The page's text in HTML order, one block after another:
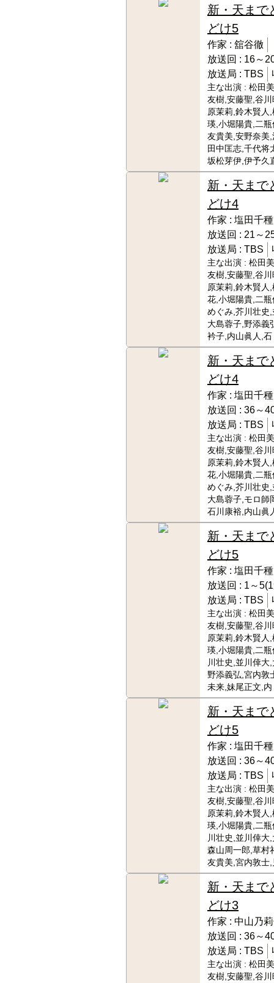
新・天まで
どけ5
作家 : 舘谷徹
放送回 : 16～
放送局 : TBS
主な出演 : 松田
友樹,安藤聖,谷川
原茉莉,鈴木賢人
瑛,小堀陽貴,二
友貴美,安野奈美
田中匡志,千代将
坂松芽伊,伊予久
新・天まで
どけ4
作家 : 塩田千種
放送回 : 21～
放送局 : TBS
主な出演 : 松田
友樹,安藤聖,谷川
原茉莉,鈴木賢人
花,小堀陽貴,二
めぐみ,芥川壮史
大島蓉子,野添義
衿子,内山眞人,石
新・天まで
どけ4
作家 : 塩田千種
放送回 : 36～
放送局 : TBS
主な出演 : 松田
友樹,安藤聖,谷川
原茉莉,鈴木賢人
花,小堀陽貴,二
めぐみ,芥川壮史
大島蓉子,モロ師
石川康裕,内山眞
新・天まで
どけ5
作家 : 塩田千種
放送回 : 1～
放送局 : TBS
主な出演 : 松田
友樹,安藤聖,谷川
原茉莉,鈴木賢人
瑛,小堀陽貴,二
川壮史,並川倖大
野添義弘,宮内敦
未来,妹尾正文,内
新・天まで
どけ5
作家 : 塩田千種
放送回 : 36～
放送局 : TBS
主な出演 : 松田
友樹,安藤聖,谷川
原茉莉,鈴木賢人
瑛,小堀陽貴,二
川壮史,並川倖大
森山周一郎,草村
友貴美,宮内敦士,
新・天まで
どけ3
作家 : 中山乃
放送回 : 36～
放送局 : TBS
主な出演 : 松田
友樹,安藤聖,谷川